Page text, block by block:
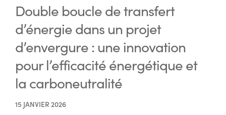
Double boucle de transfert
d’énergie dans un projet
d’envergure : une innovation
pour l’efficacité énergétique et
la carboneutralité
15 JANVIER 2026